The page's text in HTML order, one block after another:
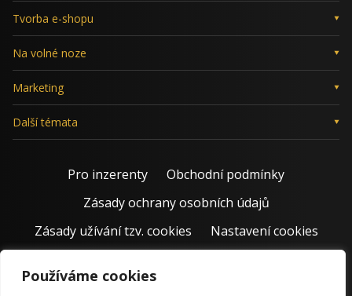
Používáme cookies
Tvorba e-shopu
Na volné noze
Marketing
Další témata
Pro inzerenty
Obchodní podmínky
Zásady ochrany osobních údajů
Zásady užívání tzv. cookies
Nastavení cookies